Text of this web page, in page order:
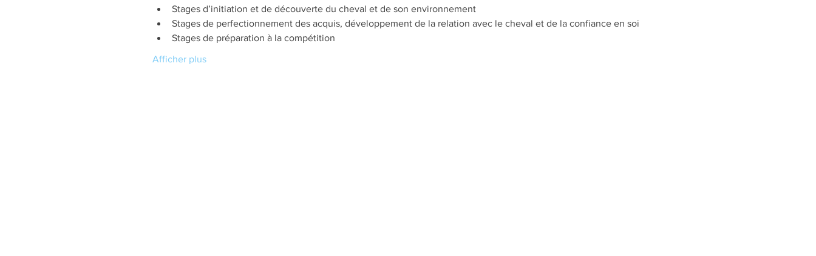
Stages d’initiation et de découverte du cheval et de son environnement​
Stages de perfectionnement des acquis, développement de la relation avec le cheval et de la confiance en soi​
Stages de préparation à la compétition
Afficher plus